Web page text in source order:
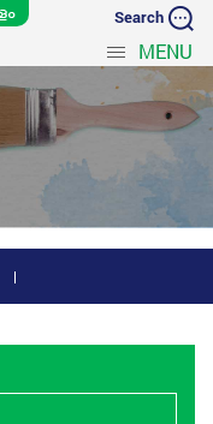
Search
MENU